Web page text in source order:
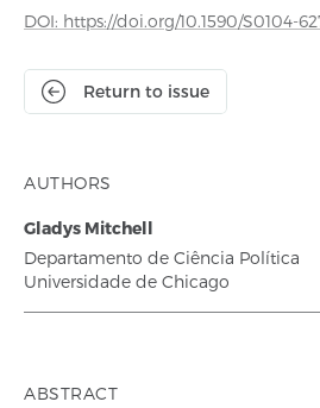
DOI: https://doi.org/10.1590/S0104-
Return to issue
AUTHORS
Gladys Mitchell
Departamento de Ciência Política
Universidade de Chicago
ABSTRACT